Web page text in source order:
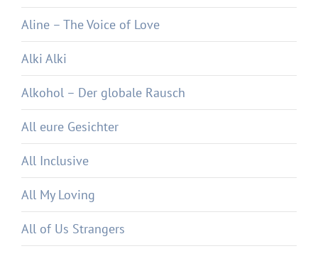
Aline – The Voice of Love
Alki Alki
Alkohol – Der globale Rausch
All eure Gesichter
All Inclusive
All My Loving
All of Us Strangers